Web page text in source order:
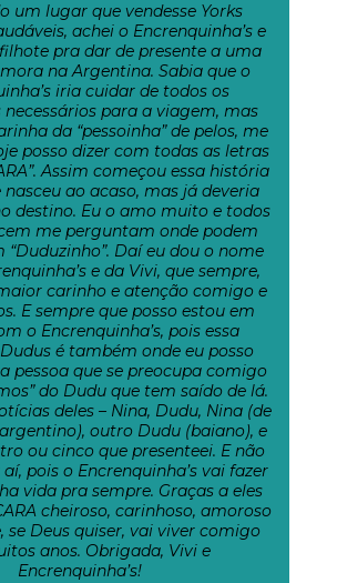
um lugar que vendesse Yorks
achei o Encrenquinha’s e
pra dar de presente a uma
na Argentina. Sabia que o
iria cuidar de todos os
para a viagem, mas
da “pessoinha” de pelos, me
posso dizer com todas as letras
Assim começou essa história
ao acaso, mas já deveria
destino. Eu o amo muito e todos
me perguntam onde podem
Daí eu dou o nome
e da Vivi, que sempre,
carinho e atenção comigo e
E sempre que posso estou em
o Encrenquinha’s, pois essa
Dudus é também onde eu posso
pessoa que se preocupa comigo
do Dudu que tem saído de lá.
deles – Nina, Dudu, Nina (de
outro Dudu (baiano), e
ou cinco que presenteei. E não
pois o Encrenquinha’s vai fazer
vida pra sempre. Graças a eles
cheiroso, carinhoso, amoroso
se Deus quiser, vai viver comigo
anos. Obrigada, Vivi e
Encrenquinha’s!